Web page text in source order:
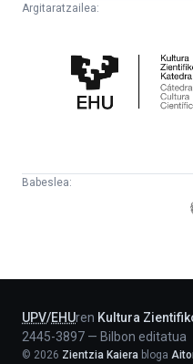
Argitaratzailea:
Zientifikoko
Katedra
Babeslea:
UPV/EHUren Kultura
2445-3897 — Bilbon editatua
© 2026 Zientzia Kaiera bloga